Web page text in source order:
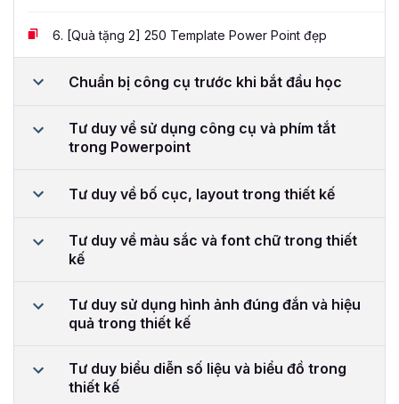
6. [Quà tặng 2] 250 Template Power Point đẹp
Chuẩn bị công cụ trước khi bắt đầu học
Tư duy về sử dụng công cụ và phím tắt
trong Powerpoint
Tư duy về bố cục, layout trong thiết kế
Tư duy về màu sắc và font chữ trong thiết
kế
Tư duy sử dụng hình ảnh đúng đắn và hiệu
quả trong thiết kế
Tư duy biểu diễn số liệu và biểu đồ trong
thiết kế